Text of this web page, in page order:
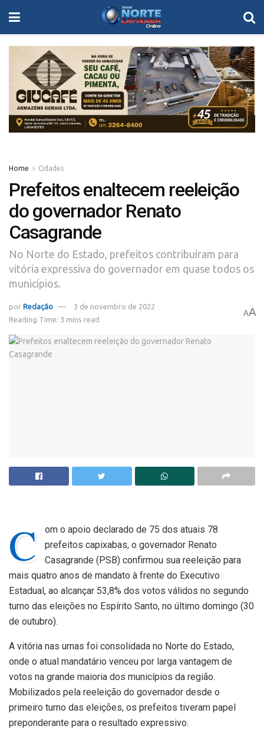
Home Cidades
Prefeitos enaltecem reeleição
do governador Renato
Casagrande
No Norte do Estado, prefeitos contribuíram para
vitória expressiva do governador em quase todos os
municípios.
por Redação
3 de novembro de 2022
Reading Time: 3 mins read
AA
C
om o apoio declarado de 75 dos atuais 78
prefeitos capixabas, o governador Renato
Casagrande (PSB) confirmou sua reeleição para
mais quatro anos de mandato à frente do Executivo
Estadual, ao alcançar 53,8% dos votos válidos no segundo
turno das eleições no Espírito Santo, no último domingo (30
de outubro).
A vitória nas urnas foi consolidada no Norte do Estado,
onde o atual mandatário venceu por larga vantagem de
votos na grande maioria dos municípios da região.
Mobilizados pela reeleição do governador desde o
primeiro turno das eleições, os prefeitos tiveram papel
preponderante para o resultado expressivo.